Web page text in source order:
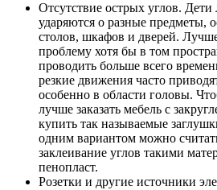
Отсутствие острых углов. Дети
ударяются о разные предметы,
столов, шкафов и дверей.
проблему хотя бы в том
проводить больше всего
резкие движения часто
особенно в области головы.
лучше заказать мебель с
купить так называемые
одним вариантом можно
заклеивание углов такими
пенопласт.
Розетки и другие источники